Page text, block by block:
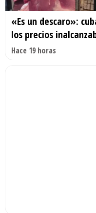
«Es un descaro»:
los precios
Hace 19 horas